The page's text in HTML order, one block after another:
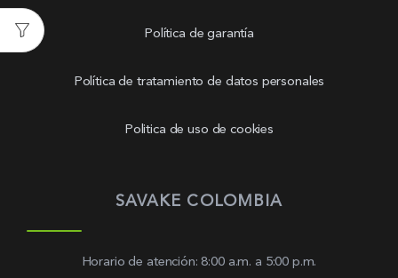
Política de garantía
Política de tratamiento de datos personales
Politica de uso de cookies
SAVAKE COLOMBIA
Horario de atención: 8:00 a.m. a 5:00 p.m.